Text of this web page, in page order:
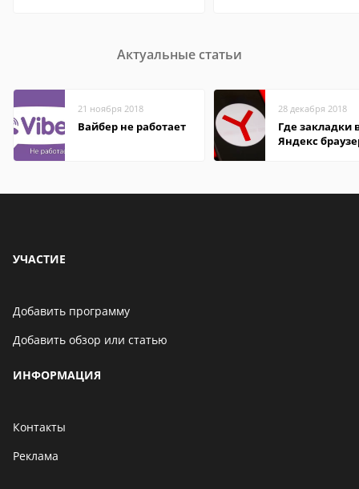
Актуальные статьи
21 ноября 2018
Вайбер не работает
28 декабря 2018
Где закладки
Яндекс
УЧАСТИЕ
Добавить программу
Добавить обзор или статью
ИНФОРМАЦИЯ
Контакты
Реклама